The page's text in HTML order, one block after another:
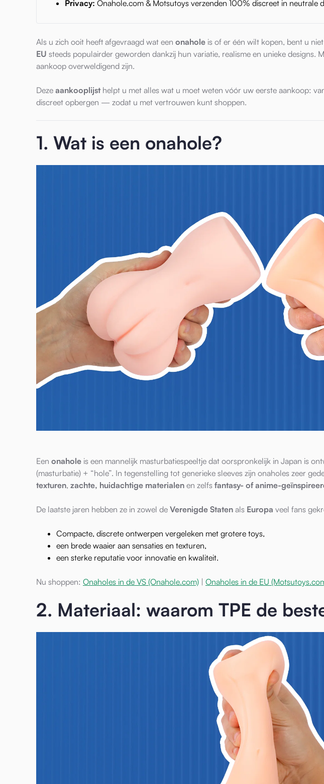
Privacy: Onahole.com & Motsutoys verzenden 100% discreet in neutrale
Als u zich ooit heeft afgevraagd wat een onahole is of er één wilt kopen, bent u
EU steeds populairder geworden dankzij hun variatie, realisme en unieke designs.
aankoop overweldigend zijn.
Deze aankooplijsthelpt u met alles wat u moet weten vóór uw eerste aankoop:
discreet opbergen — zodat u met vertrouwen kunt shoppen.
1. Wat is een onahole?
Een onahole is een mannelijk masturbatiespeeltje dat oorspronkelijk in Japan is
(masturbatie) + “hole”. In tegenstelling tot generieke sleeves zijn onaholes zeer
texturen, zachte, huidachtige materialen en zelfs fantasy- of anime-
De laatste jaren hebben ze in zowel de Verenigde Staten als Europa veel fans
Compacte, discrete ontwerpen vergeleken met grotere toys,
een brede waaier aan sensaties en texturen,
een sterke reputatie voor innovatie en kwaliteit.
Nu shoppen: Onaholes in de VS (Onahole.com) | Onaholes in de EU
2. Materiaal: waarom TPE de